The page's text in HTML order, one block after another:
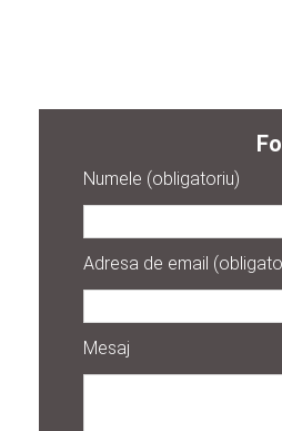
Numele (obligatoriu)
Adresa de email
Mesaj